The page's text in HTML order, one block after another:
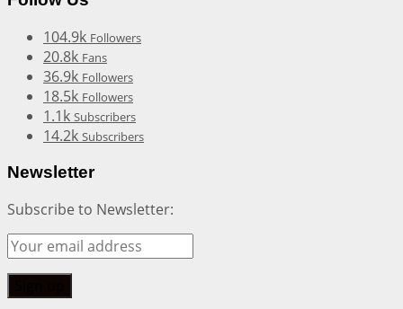
104.9k Followers
20.8k Fans
36.9k Followers
18.5k Followers
1.1k Subscribers
14.2k Subscribers
Newsletter
Subscribe to Newsletter: